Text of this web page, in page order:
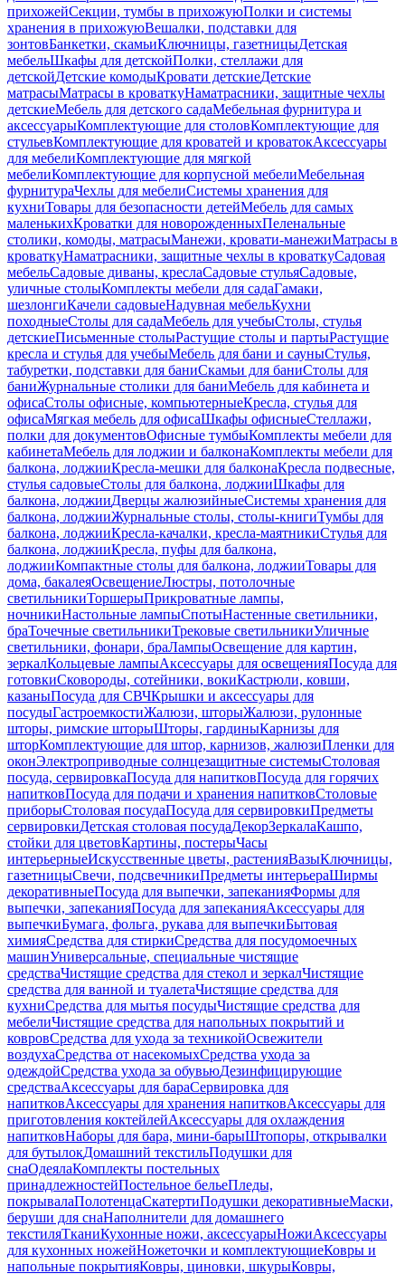
прихожейСекции, тумбы в прихожуюПолки и системы
хранения в прихожуюВешалки, подставки для
зонтовБанкетки, скамьиКлючницы, газетницыДетская
мебельШкафы для детскойПолки, стеллажи для
детскойДетские комодыКровати детскиеДетские
матрасыМатрасы в кроваткуНаматрасники, защитные чехлы
детскиеМебель для детского садаМебельная фурнитура и
аксессуарыКомплектующие для столовКомплектующие для
стульевКомплектующие для кроватей и кроватокАксессуары
для мебелиКомплектующие для мягкой
мебелиКомплектующие для корпусной мебелиМебельная
фурнитураЧехлы для мебелиСистемы хранения для
кухниТовары для безопасности детейМебель для самых
маленькихКроватки для новорожденныхПеленальные
столики, комоды, матрасыМанежи, кровати-манежиМатрасы в
кроваткуНаматрасники, защитные чехлы в кроваткуСадовая
мебельСадовые диваны, креслаСадовые стульяСадовые,
уличные столыКомплекты мебели для садаГамаки,
шезлонгиКачели садовыеНадувная мебельКухни
походныеСтолы для садаМебель для учебыСтолы, стулья
детскиеПисьменные столыРастущие столы и партыРастущие
кресла и стулья для учебыМебель для бани и сауныСтулья,
табуретки, подставки для баниСкамьи для баниСтолы для
баниЖурнальные столики для баниМебель для кабинета и
офисаСтолы офисные, компьютерныеКресла, стулья для
офисаМягкая мебель для офисаШкафы офисныеСтеллажи,
полки для документовОфисные тумбыКомплекты мебели для
кабинетаМебель для лоджии и балконаКомплекты мебели для
балкона, лоджииКресла-мешки для балконаКресла подвесные,
стулья садовыеСтолы для балкона, лоджииШкафы для
балкона, лоджииДверцы жалюзийныеСистемы хранения для
балкона, лоджииЖурнальные столы, столы-книгиТумбы для
балкона, лоджииКресла-качалки, кресла-маятникиСтулья для
балкона, лоджииКресла, пуфы для балкона,
лоджииКомпактные столы для балкона, лоджииТовары для
дома, бакалеяОсвещениеЛюстры, потолочные
светильникиТоршерыПрикроватные лампы,
ночникиНастольные лампыСпотыНастенные светильники,
браТочечные светильникиТрековые светильникиУличные
светильники, фонари, браЛампыОсвещение для картин,
зеркалКольцевые лампыАксессуары для освещенияПосуда для
готовкиСковороды, сотейники, вокиКастрюли, ковши,
казаныПосуда для СВЧКрышки и аксессуары для
посудыГастроемкостиЖалюзи, шторыЖалюзи, рулонные
шторы, римские шторыШторы, гардиныКарнизы для
шторКомплектующие для штор, карнизов, жалюзиПленки для
оконЭлектроприводные солнцезащитные системыСтоловая
посуда, сервировкаПосуда для напитковПосуда для горячих
напитковПосуда для подачи и хранения напитковСтоловые
приборыСтоловая посудаПосуда для сервировкиПредметы
сервировкиДетская столовая посудаДекорЗеркалаКашпо,
стойки для цветовКартины, постерыЧасы
интерьерныеИскусственные цветы, растенияВазыКлючницы,
газетницыСвечи, подсвечникиПредметы интерьераШирмы
декоративныеПосуда для выпечки, запеканияФормы для
выпечки, запеканияПосуда для запеканияАксессуары для
выпечкиБумага, фольга, рукава для выпечкиБытовая
химияСредства для стиркиСредства для посудомоечных
машинУниверсальные, специальные чистящие
средстваЧистящие средства для стекол и зеркалЧистящие
средства для ванной и туалетаЧистящие средства для
кухниСредства для мытья посудыЧистящие средства для
мебелиЧистящие средства для напольных покрытий и
ковровСредства для ухода за техникойОсвежители
воздухаСредства от насекомыхСредства ухода за
одеждойСредства ухода за обувьюДезинфицирующие
средстваАксессуары для бараСервировка для
напитковАксессуары для хранения напитковАксессуары для
приготовления коктейлейАксессуары для охлаждения
напитковНаборы для бара, мини-барыШтопоры, открывалки
для бутылокДомашний текстильПодушки для
снаОдеялаКомплекты постельных
принадлежностейПостельное бельеПледы,
покрывалаПолотенцаСкатертиПодушки декоративныеМаски,
беруши для снаНаполнители для домашнего
текстиляТканиКухонные ножи, аксессуарыНожиАксессуары
для кухонных ножейНожеточки и комплектующиеКовры и
напольные покрытияКовры, циновки, шкурыКовры,